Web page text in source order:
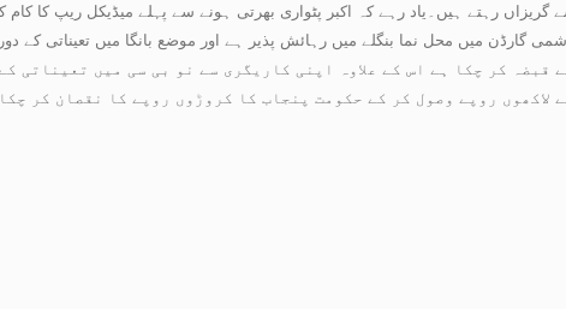
رہتے ہیں۔یاد رہے کہ اکبر پٹواری بھرتی ہونے سے پہلے میڈیکل ریپ کا کام
قبضہ کر چکا ہے اس کے علاوہ اپنی کاریگری سے نو بی سی میں تعیناتی
لاکھوں روپے وصول کر کے حکومت پنجاب کا کروڑوں روپے کا نقصان کر